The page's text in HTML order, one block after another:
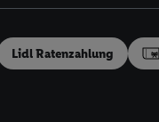
Lidl Ratenzahlung